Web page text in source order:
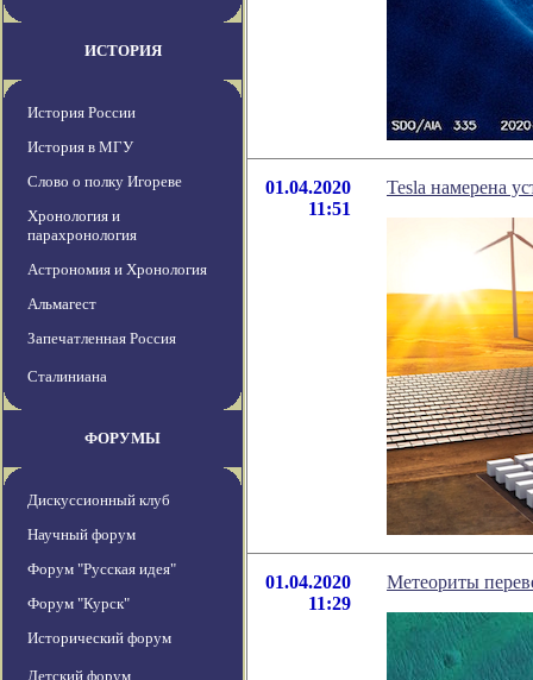
ИСТОРИЯ
История России
История в МГУ
Слово о полку Игореве
Хронология и
парахронология
Астрономия и Хронология
Альмагест
Запечатленная Россия
Сталиниана
ФОРУМЫ
Дискуссионный клуб
Научный форум
Форум "Русская идея"
Форум "Курск"
Исторический форум
Детский форум
01.04.2020
11:51
Tesla намерена
01.04.2020
11:29
Метеориты